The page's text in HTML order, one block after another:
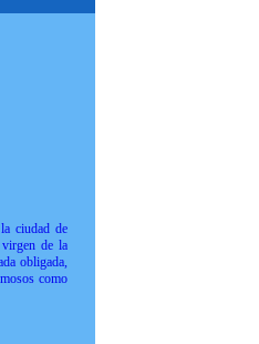
ciudad de
de la
obligada,
como